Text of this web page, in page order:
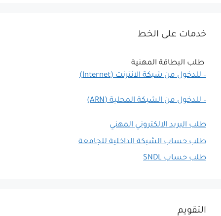
خدمات على الخط
طلب البطاقة المهنية
– للدخول من شبكة الانترنت (Internet)
– للدخول من الشبكة المحلية (ARN)
طلب البريد الالكتروني المهني
طلب حساب الشبكة الداخلية للجامعة
طلب حساب SNDL
التقويم